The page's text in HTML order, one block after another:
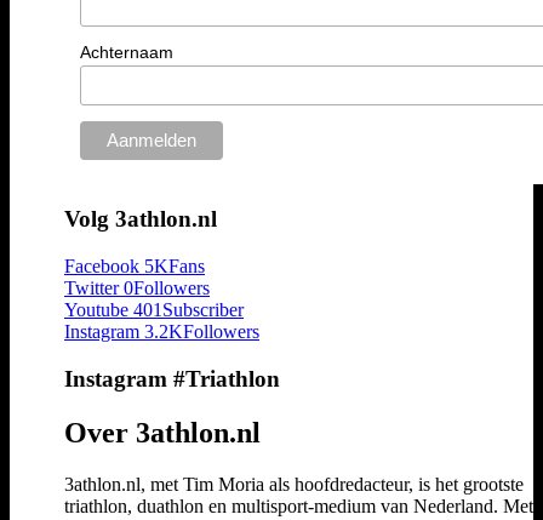
Achternaam
Volg 3athlon.nl
Facebook 5KFans
Twitter 0Followers
Youtube 401 Subscriber
Instagram 3.2KFollowers
Instagram #Triathlon
Over 3athlon.nl
3athlon.nl, met Tim Moria als hoofdredacteur, is het grootste
triathlon, duathlon en multisport-medium van Nederland. Met